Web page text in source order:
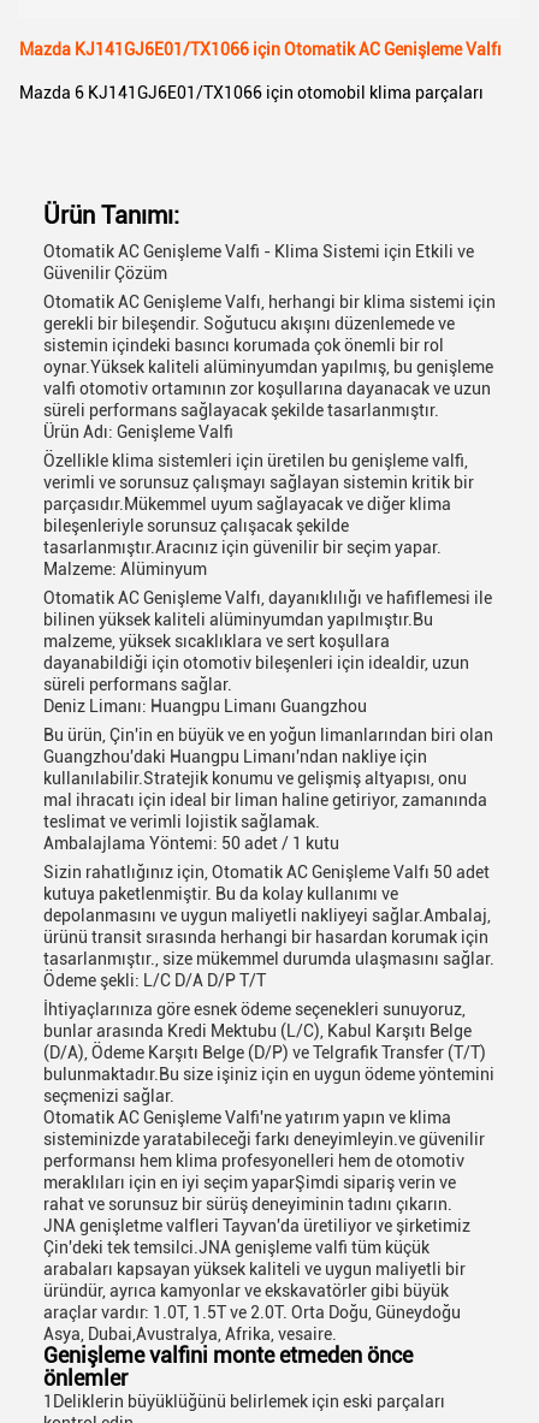
Mazda KJ141GJ6E01/TX1066 için Otomatik AC Genişleme Valfı
Mazda 6 KJ141GJ6E01/TX1066 için otomobil klima parçaları
Ürün Tanımı:
Otomatik AC Genişleme Valfi - Klima Sistemi için Etkili ve
Güvenilir Çözüm
Otomatik AC Genişleme Valfı, herhangi bir klima sistemi için
gerekli bir bileşendir. Soğutucu akışını düzenlemede ve
sistemin içindeki basıncı korumada çok önemli bir rol
oynar.Yüksek kaliteli alüminyumdan yapılmış, bu genişleme
valfi otomotiv ortamının zor koşullarına dayanacak ve uzun
süreli performans sağlayacak şekilde tasarlanmıştır.
Ürün Adı: Genişleme Valfi
Özellikle klima sistemleri için üretilen bu genişleme valfi,
verimli ve sorunsuz çalışmayı sağlayan sistemin kritik bir
parçasıdır.Mükemmel uyum sağlayacak ve diğer klima
bileşenleriyle sorunsuz çalışacak şekilde
tasarlanmıştır.Aracınız için güvenilir bir seçim yapar.
Malzeme: Alüminyum
Otomatik AC Genişleme Valfı, dayanıklılığı ve hafiflemesi ile
bilinen yüksek kaliteli alüminyumdan yapılmıştır.Bu
malzeme, yüksek sıcaklıklara ve sert koşullara
dayanabildiği için otomotiv bileşenleri için idealdir, uzun
süreli performans sağlar.
Deniz Limanı: Huangpu Limanı Guangzhou
Bu ürün, Çin'in en büyük ve en yoğun limanlarından biri olan
Guangzhou'daki Huangpu Limanı'ndan nakliye için
kullanılabilir.Stratejik konumu ve gelişmiş altyapısı, onu
mal ihracatı için ideal bir liman haline getiriyor, zamanında
teslimat ve verimli lojistik sağlamak.
Ambalajlama Yöntemi: 50 adet / 1 kutu
Sizin rahatlığınız için, Otomatik AC Genişleme Valfı 50 adet
kutuya paketlenmiştir. Bu da kolay kullanımı ve
depolanmasını ve uygun maliyetli nakliyeyi sağlar.Ambalaj,
ürünü transit sırasında herhangi bir hasardan korumak için
tasarlanmıştır., size mükemmel durumda ulaşmasını sağlar.
Ödeme şekli: L/C D/A D/P T/T
İhtiyaçlarınıza göre esnek ödeme seçenekleri sunuyoruz,
bunlar arasında Kredi Mektubu (L/C), Kabul Karşıtı Belge
(D/A), Ödeme Karşıtı Belge (D/P) ve Telgrafik Transfer (T/T)
bulunmaktadır.Bu size işiniz için en uygun ödeme yöntemini
seçmenizi sağlar.
Otomatik AC Genişleme Valfi'ne yatırım yapın ve klima
sisteminizde yaratabileceği farkı deneyimleyin.ve güvenilir
performansı hem klima profesyonelleri hem de otomotiv
meraklıları için en iyi seçim yaparŞimdi sipariş verin ve
rahat ve sorunsuz bir sürüş deneyiminin tadını çıkarın.
JNA genişletme valfleri Tayvan'da üretiliyor ve şirketimiz
Çin'deki tek temsilci.JNA genişleme valfi tüm küçük
arabaları kapsayan yüksek kaliteli ve uygun maliyetli bir
üründür, ayrıca kamyonlar ve ekskavatörler gibi büyük
araçlar vardır: 1.0T, 1.5T ve 2.0T. Orta Doğu, Güneydoğu
Asya, Dubai,Avustralya, Afrika, vesaire.
Genişleme valfini monte etmeden önce
önlemler
1Deliklerin büyüklüğünü belirlemek için eski parçaları